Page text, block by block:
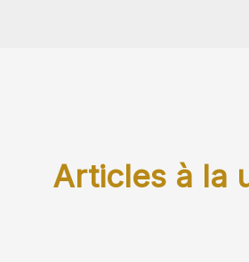
Articles à la